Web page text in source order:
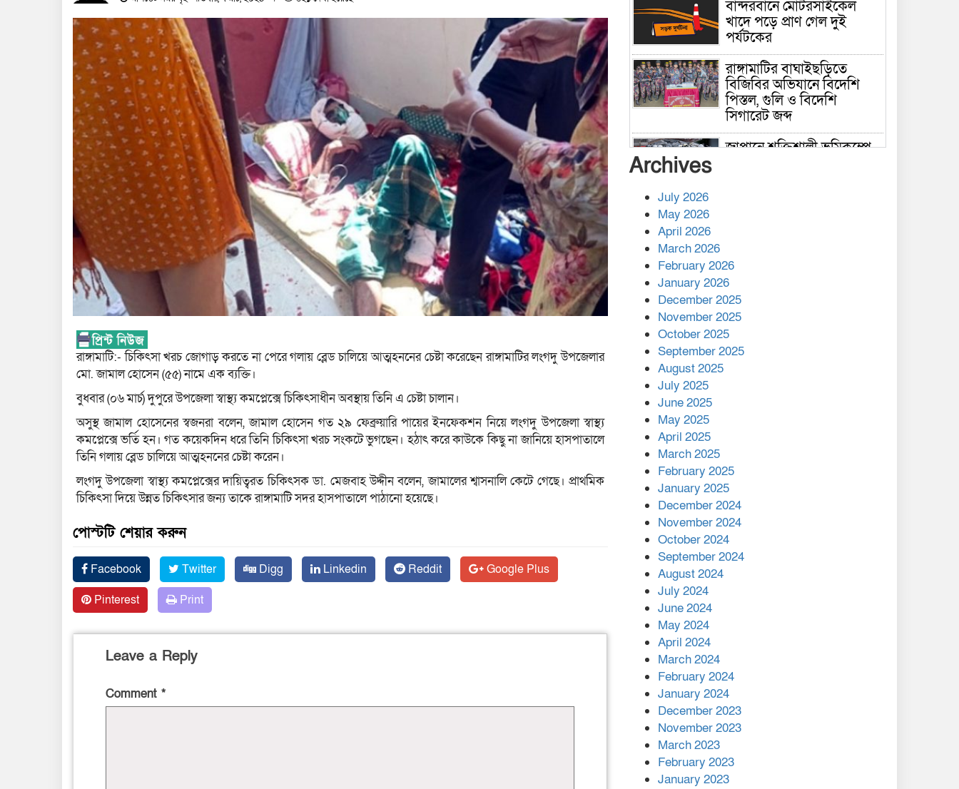
রাঙ্গামাটি:- চিকিৎসা খরচ জোগাড় করতে না পেরে গলায় ব্লেড চালিয়ে আত্মহননের চেষ্টা করেছেন রাঙ্গামাটির লংগদু উপজেলার
মো. জামাল হোসেন (৫৫) নামে এক ব্যক্তি।
বুধবার (০৬ মার্চ) দুপুরে উপজেলা স্বাস্থ্য কমপ্লেক্সে চিকিৎসাধীন অবস্থায় তিনি এ চেষ্টা চালান।
অসুস্থ জামাল হোসেনের স্বজনরা বলেন, জামাল হোসেন গত ২৯ ফেব্রুয়ারি পায়ের ইনফেকশন নিয়ে লংগদু উপজেলা স্বাস্থ্য
কমপ্লেক্সে ভর্তি হন। গত কয়েকদিন ধরে তিনি চিকিৎসা খরচ সংকটে ভুগছেন। হঠাৎ করে কাউকে কিছু না জানিয়ে হাসপাতালে
তিনি গলায় ব্লেড চালিয়ে আত্মহননের চেষ্টা করেন।
লংগদু উপজেলা স্বাস্থ্য কমপ্লেক্সের দায়িত্বরত চিকিৎসক ডা. মেজবাহ উদ্দীন বলেন, জামালের শ্বাসনালি কেটে গেছে। প্রাথমিক
চিকিৎসা দিয়ে উন্নত চিকিৎসার জন্য তাকে রাঙ্গামাটি সদর হাসপাতালে পাঠানো হয়েছে।
পোস্টটি শেয়ার করুন
Facebook Twitter Digg Linkedin Reddit
Google Plus
Pinterest
Print
Leave a Reply
Comment *
বান্দরবানে মোটরসাইকেল
খাদে পড়ে প্রাণ গেল দুই
পর্যটকের
রাঙ্গামাটির বাঘাইছড়িতে
বিজিবির অভিযানে বিদেশি
পিস্তল, গুলি ও বিদেশি
সিগারেট জব্দ
জাপানে শক্তিশালী ভূমিকম্পে
কাপ্তাই প্রেস ক্লাবের সভাপতি
মাহফুজ, সম্পাদক রিপন মারমা
নির্বাচিত
মালয়েশিয়ার প্রধানমন্ত্রীকে চিঠি
দেয়ার পর ফোন তারেক
রহমানের,গ্যাস সঙ্কট
মোকাবিলায় সহায়তার আশ্বাস
এক বিলিয়ন ডলার বিনিয়োগ
হবে আনোয়ারায়
বান্দরবানে বন্যায় ক্ষতিগ্রস্তদের
মাঝে সহায়তা দিলেন সাচিং প্রু
জেরী
Archives
July 2026
May 2026
April 2026
March 2026
February 2026
January 2026
December 2025
November 2025
October 2025
September 2025
August 2025
July 2025
June 2025
May 2025
April 2025
March 2025
February 2025
January 2025
December 2024
November 2024
October 2024
September 2024
August 2024
July 2024
June 2024
May 2024
April 2024
March 2024
February 2024
January 2024
December 2023
November 2023
March 2023
February 2023
January 2023